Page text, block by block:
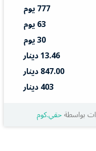
777 يوم
63 يوم
30 يوم
13.46 دينار
847.00 دينار
403 دينار
بواسطةحقي.كوم